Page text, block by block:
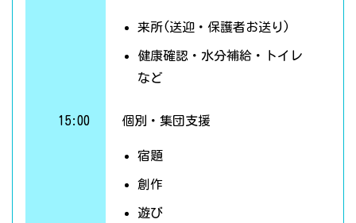
来所(送迎・保護者お送り)
健康確認・水分補給・トイレ
など
15:00 個別・集団支援
宿題
創作
遊び